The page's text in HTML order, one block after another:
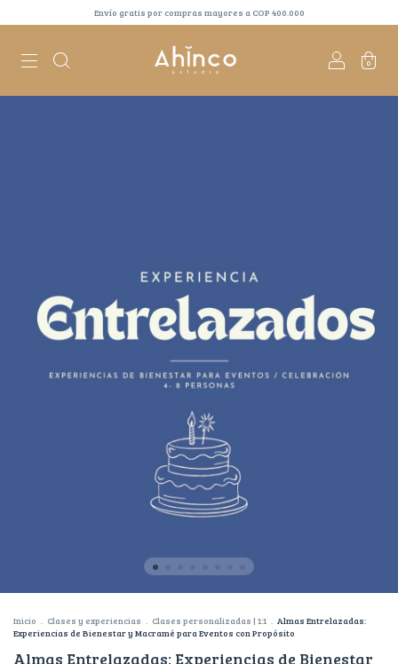
Envío gratis por compras mayores a COP 400.000
0
Inicio . Clases y experiencias . Clases personalizadas | 1:1 . Almas Entrelazadas:
Experiencias de Bienestar y Macramé para Eventos con Propósito
Almas Entrelazadas: Experiencias de Bienestar